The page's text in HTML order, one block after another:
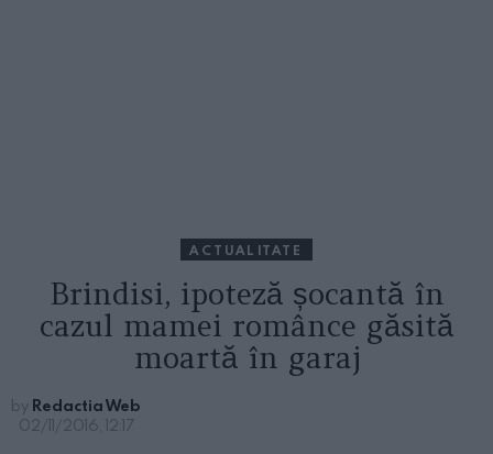
ACTUALITATE
Brindisi, ipoteză șocantă în
cazul mamei românce găsită
moartă în garaj
by Redactia Web
02/11/2016, 12:17